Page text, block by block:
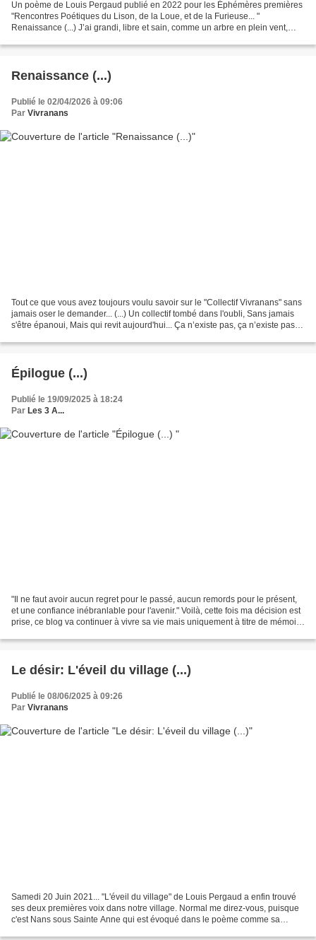
Un poème de Louis Pergaud publié en 2022 pour les Éphémères premières
"Rencontres Poétiques du Lison, de la Loue, et de la Furieuse... "
Renaissance (...) J’ai grandi, libre et sain, comme un arbre en plein vent,
Renaissance (...)
Publié le 02/04/2026 à 09:06
Par Vivranans
Tout ce que vous avez toujours voulu savoir sur le "Collectif Vivranans" sans
jamais oser le demander... (...) Un collectif tombé dans l'oubli, Sans jamais
s'être épanoui, Mais qui revit aujourd'hui... Ça n’existe pas, ça n’existe pas...
Épilogue (...)
Publié le 19/09/2025 à 18:24
Par Les 3 A...
"Il ne faut avoir aucun regret pour le passé, aucun remords pour le présent,
et une confiance inébranlable pour l'avenir." Voilà, cette fois ma décision est
prise, ce blog va continuer à vivre sa vie mais uniquement à titre de mémoire
Le désir: L'éveil du village (...)
Publié le 08/06/2025 à 09:26
Par Vivranans
Samedi 20 Juin 2021... "L'éveil du village" de Louis Pergaud a enfin trouvé
ses deux premières voix dans notre village. Normal me direz-vous, puisque
c'est Nans sous Sainte Anne qui est évoqué dans le poème comme sa